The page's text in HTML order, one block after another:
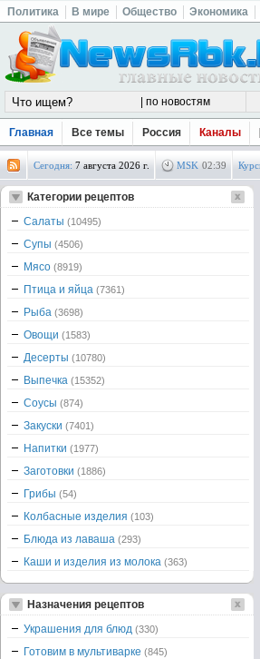
Политика В мире Общество Экономика
Главная Все темы Россия Каналы
Сегодня: 7 августа 2026 г. MSK 02:39
Категории рецептов
Салаты (10495)
Супы (4506)
Мясо (8919)
Птица и яйца (7361)
Рыба (3698)
Овощи (1583)
Десерты (10780)
Выпечка (15352)
Соусы (874)
Закуски (7401)
Напитки (1977)
Заготовки (1886)
Грибы (54)
Колбасные изделия (103)
Блюда из лаваша (293)
Каши и изделия из молока (363)
Назначения рецептов
Украшения для блюд (330)
Готовим в мультиварке (845)